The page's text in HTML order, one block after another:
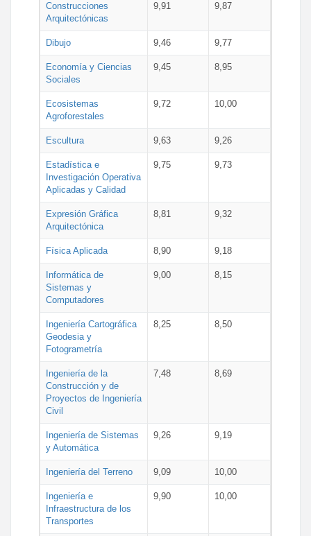
Construcciones
Arquitectónicas
9,91 9,87
Dibujo 9,46 9,77
Economía y Ciencias
Sociales
9,45 8,95
Ecosistemas
Agroforestales
9,72 10,00
Escultura 9,63 9,26
Estadística e
Investigación Operativa
Aplicadas y Calidad
9,75 9,73
Expresión Gráfica
Arquitectónica
8,81 9,32
Física Aplicada 8,90 9,18
Informática de
Sistemas y
Computadores
9,00 8,15
Ingeniería Cartográfica
Geodesia y
Fotogrametría
8,25 8,50
Ingeniería de la
Construcción y de
Proyectos de Ingeniería
Civil
7,48 8,69
Ingeniería de Sistemas
y Automática
9,26 9,19
Ingeniería del Terreno 9,09 10,00
Ingeniería e
Infraestructura de los
Transportes
9,90 10,00